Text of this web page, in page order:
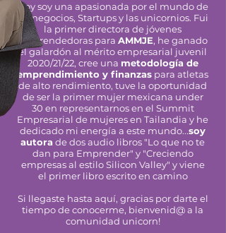
Hoy soy una apasionada por el mundo de
los negocios, Startups y las unicornios. Fui
la primer directora de jóvenes
emprendedoras para AMMJE, he ganado
el galardón al mérito empresarial juvenil
2020/21/22, cree una metodología de
emprendimiento y finanzas para atletas
de alto rendimiento, tuve la oportunidad
de ser la primer mujer mexicana under
30 en representarnos en el Summit
Empresarial de mujeres en Tailandia y he
dedicado mi energía a este mundo...soy
autora de dos audio libros "Lo que no te
dan para Emprender" y "Creciendo
empresas al estilo Silicon Valley" y viene
el primer libro escrito en camino
Si llegaste hasta aquí, gracias por darte el
tiempo de conocerme, bienvenid@ a la
comunidad unicorn!